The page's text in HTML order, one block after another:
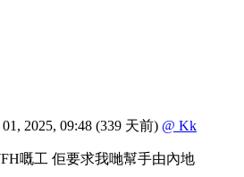
2025, 09:48 (339 天前) @ Kk
嘅工 佢要求我哋幫手由內地